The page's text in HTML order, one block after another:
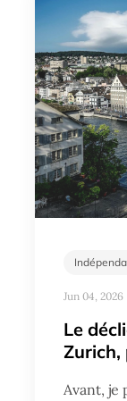
Jun 04, 2026
Le
Zurich,
Avant, je